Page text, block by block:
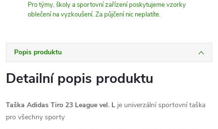
Pro týmy, školy a sportovní zařízení poskytujeme vzorky
oblečení na vyzkoušení. Za půjčení nic neplatíte.
Popis produktu
Detailní popis produktu
Taška Adidas Tiro 23 League vel. L je univerzální sportovní taška
pro všechny sporty